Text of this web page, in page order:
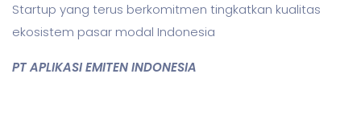
Startup yang terus berkomitmen tingkatkan kualitas
ekosistem pasar modal Indonesia
PT APLIKASI EMITEN INDONESIA